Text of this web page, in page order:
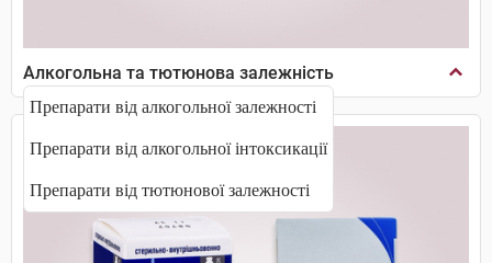
Алкогольна та тютюнова залежність
Препарати від алкогольної залежності
Препарати від алкогольної інтоксикації
Препарати від тютюнової залежності